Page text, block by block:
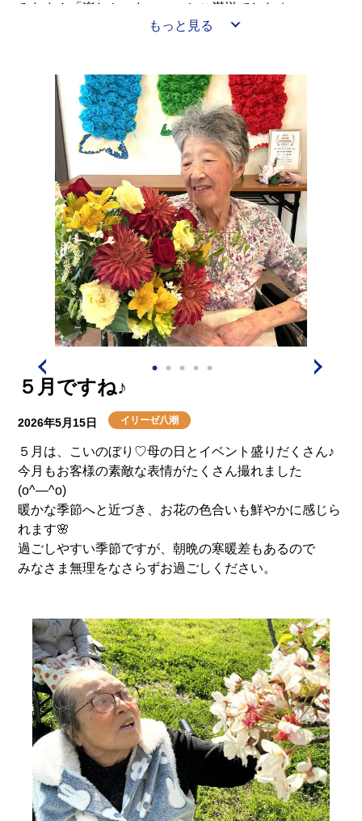
みなさん「楽しかったぁ～」とご満悦でした☆
もっと見る
５月ですね♪
2026年5月15日 イリーゼ八潮
５月は、こいのぼり♡母の日とイベント盛りだくさん♪
今月もお客様の素敵な表情がたくさん撮れました
(o^―^o)
暖かな季節へと近づき、お花の色合いも鮮やかに感じら
れます🌸
過ごしやすい季節ですが、朝晩の寒暖差もあるので
みなさま無理をなさらずお過ごしください。